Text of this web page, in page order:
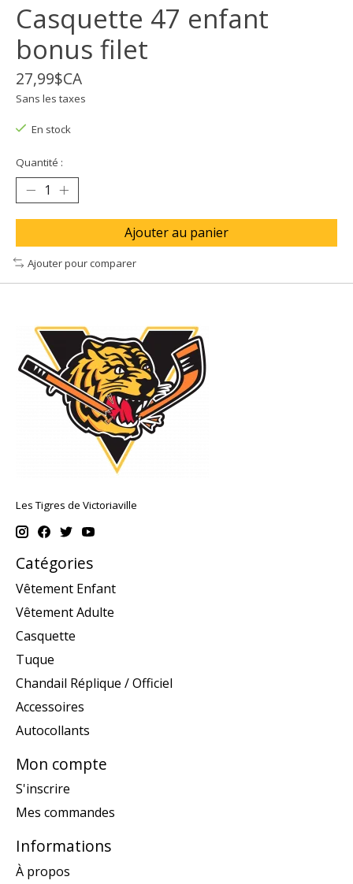
Casquette 47 enfant
bonus filet
27,99$CA
Sans les taxes
En stock
Quantité :
Ajouter au panier
Ajouter pour comparer
Les Tigres de Victoriaville
Catégories
Vêtement Enfant
Vêtement Adulte
Casquette
Tuque
Chandail Réplique / Officiel
Accessoires
Autocollants
Mon compte
S'inscrire
Mes commandes
Informations
À propos